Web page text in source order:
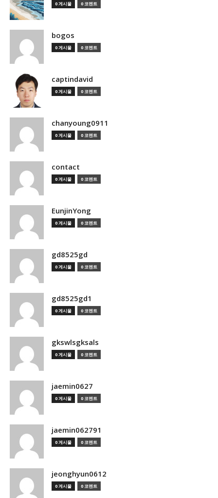
0 게시물 0 코멘트
bogos
0 게시물 0 코멘트
captindavid
0 게시물 0 코멘트
chanyoung0911
0 게시물 0 코멘트
contact
0 게시물 0 코멘트
EunjinYong
0 게시물 0 코멘트
gd8525gd
0 게시물 0 코멘트
gd8525gd1
0 게시물 0 코멘트
gkswlsgksals
0 게시물 0 코멘트
jaemin0627
0 게시물 0 코멘트
jaemin062791
0 게시물 0 코멘트
jeonghyun0612
0 게시물 0 코멘트